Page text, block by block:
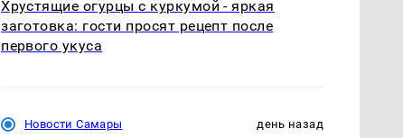
Хрустящие огурцы с куркумой - яркая
заготовка: гости просят рецепт после
первого укуса
Новости Самары день назад